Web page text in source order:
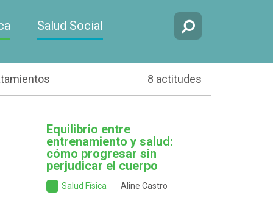
Salud Social
8 actitudes
Equilibrio entre
entrenamiento y salud:
cómo progresar sin
perjudicar el cuerpo
Salud Física Aline Castro